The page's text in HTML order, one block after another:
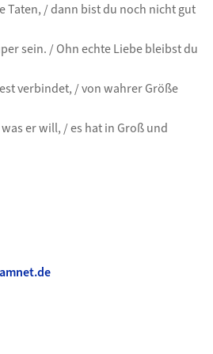
Taten, / dann bist du noch nicht gut
sein. / Ohn echte Liebe bleibst du
verbindet, / von wahrer Größe
er will, / es hat in Groß und